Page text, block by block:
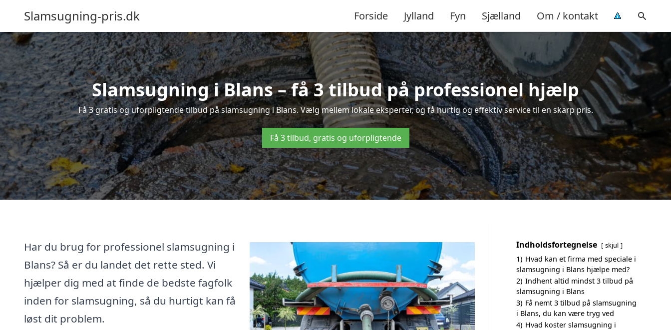
Slamsugning-pris.dk Forside Jylland Fyn Sjælland Om / kontakt
Slamsugning i Blans – få 3 tilbud på professionel hjælp
Få 3 gratis og uforpligtende tilbud på slamsugning i Blans. Vælg mellem lokale eksperter, og få hurtig og effektiv service til en skarp pris.
Få 3 tilbud, gratis og uforpligtende
Har du brug for professionel slamsugning i
Blans? Så er du landet det rette sted. Vi
hjælper dig med at finde de bedste fagfolk
inden for slamsugning, så du hurtigt kan få
løst dit problem.
Indholdsfortegnelse skjul
1) Hvad kan et firma med speciale i
slamsugning i Blans hjælpe med?
2) Indhent altid mindst 3 tilbud på
slamsugning i Blans
3) Få nemt 3 tilbud på slamsugning
i Blans, du kan være tryg ved
4) Hvad koster slamsugning i